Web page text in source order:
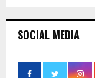
SOCIAL MEDIA